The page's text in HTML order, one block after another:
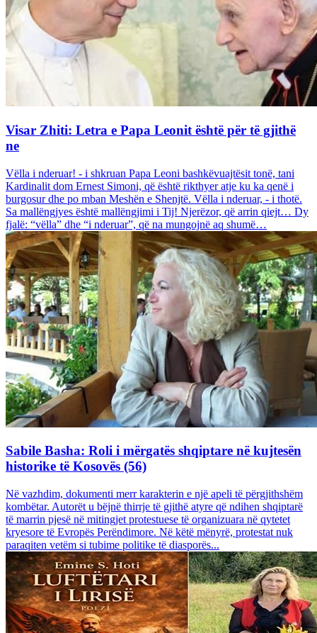
Visar Zhiti: Letra e Papa Leonit është për të gjithë
ne
Vëlla i nderuar! - i shkruan Papa Leoni bashkëvuajtësit tonë, tani
Kardinalit dom Ernest Simoni, që është rikthyer atje ku ka qenë i
burgosur dhe po mban Meshën e Shenjtë. Vëlla i nderuar, - i thotë.
Sa mallëngjyes është mallëngjimi i Tij! Njerëzor, që arrin qiejt… Dy
fjalë: “vëlla” dhe “i nderuar”, që na mungojnë aq shumë…
Sabile Basha: Roli i mërgatës shqiptare në kujtesën
historike të Kosovës (56)
Në vazhdim, dokumenti merr karakterin e një apeli të përgjithshëm
kombëtar. Autorët u bëjnë thirrje të gjithë atyre që ndihen shqiptarë
të marrin pjesë në mitingjet protestuese të organizuara në qytetet
kryesore të Evropës Perëndimore. Në këtë mënyrë, protestat nuk
paraqiten vetëm si tubime politike të diasporës...